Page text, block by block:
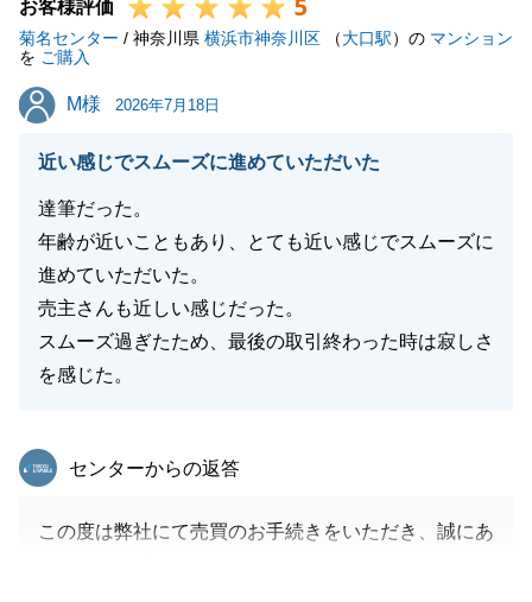
今後共お困り事がございましたらお気軽にお申し付け
くださいませ。
お客様評価 5
菊名センター / 神奈川県 横浜市神奈川区 （大口駅）の マンション
を ご購入
M様
M様 2026年7月18日
近い感じでスムーズに進めていただいた
達筆だった。
年齢が近いこともあり、とても近い感じでスムーズに
進めていただいた。
売主さんも近しい感じだった。
スムーズ過ぎたため、最後の取引終わった時は寂しさ
を感じた。
東急リバブル
センターからの返答
この度は弊社にて売買のお手続きをいただき、誠にあ